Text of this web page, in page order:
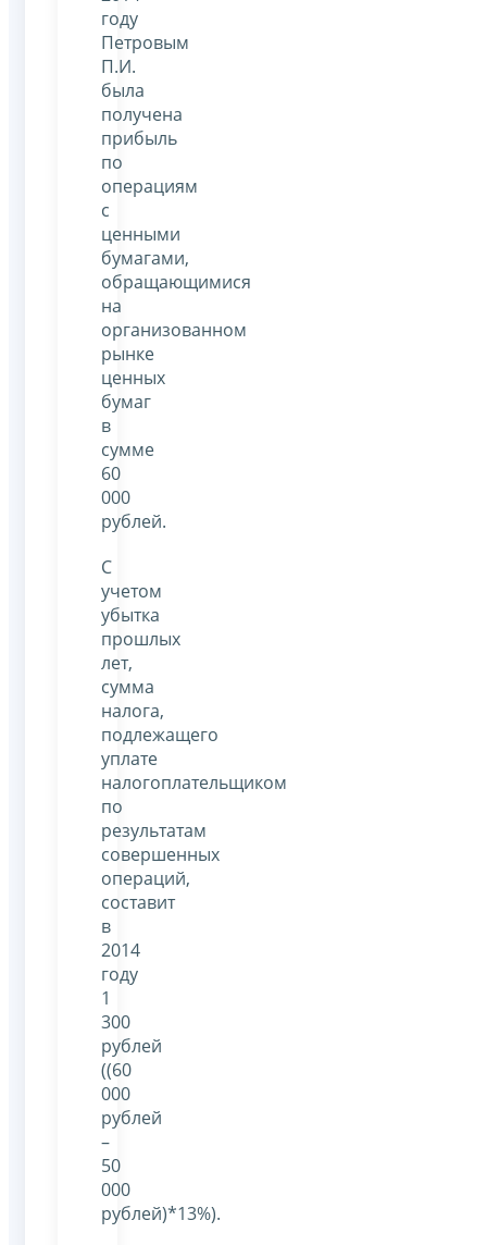
году
Петровым
П.И.
была
получена
прибыль
по
операциям
с
ценными
бумагами,
обращающимися
на
организованном
рынке
ценных
бумаг
в
сумме
60
000
рублей.
С
учетом
убытка
прошлых
лет,
сумма
налога,
подлежащего
уплате
налогоплательщиком
по
результатам
совершенных
операций,
составит
в
2014
году
1
300
рублей
((60
000
рублей
–
50
000
рублей)*13%).